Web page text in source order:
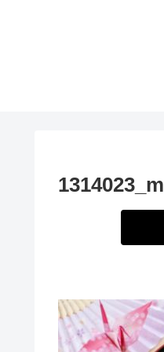
1314023_m